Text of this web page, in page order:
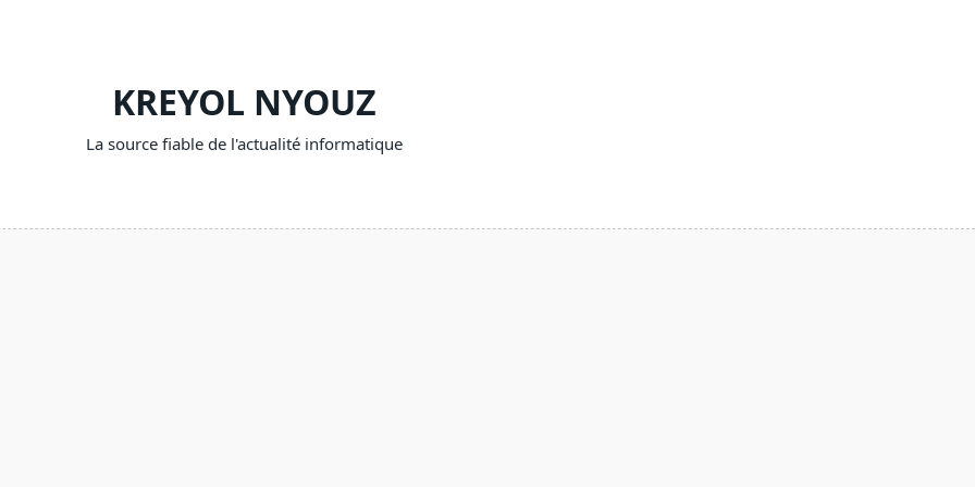
KREYOL NYOUZ
La source fiable de l'actualité informatique